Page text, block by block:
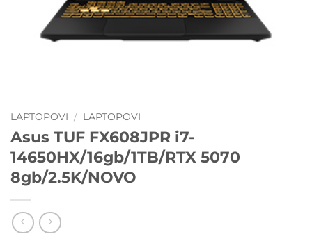
LAPTOPOVI / LAPTOPOVI
Asus TUF FX608JPR i7-
14650HX/16gb/1TB/RTX 5070
8gb/2.5K/NOVO